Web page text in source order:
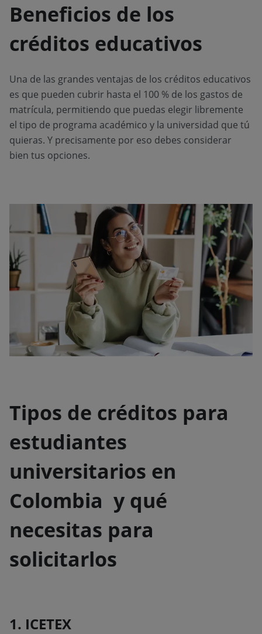
Beneficios de los
créditos educativos
Una de las grandes ventajas de los créditos educativos
es que pueden cubrir hasta el 100 % de los gastos de
matrícula, permitiendo que puedas elegir libremente
el tipo de programa académico y la universidad que tú
quieras. Y precisamente por eso debes considerar
bien tus opciones.
Tipos de créditos para
estudiantes
universitarios en
Colombia y qué
necesitas para
solicitarlos
1. ICETEX